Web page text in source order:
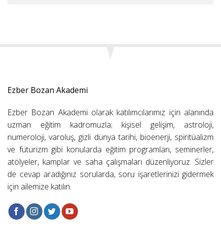
Ezber Bozan Akademi
Ezber Bozan Akademi olarak katılımcılarımız için alanında
uzman eğitim kadromuzla; kişisel gelişim, astroloji,
numeroloji, varoluş, gizli dünya tarihi, bioenerji, spiritüalizm
ve fütürizm gibi konularda eğitim programları, seminerler,
atölyeler, kamplar ve saha çalışmaları düzenliyoruz. Sizler
de cevap aradığınız sorularda, soru işaretlerinizi gidermek
için ailemize katılın.